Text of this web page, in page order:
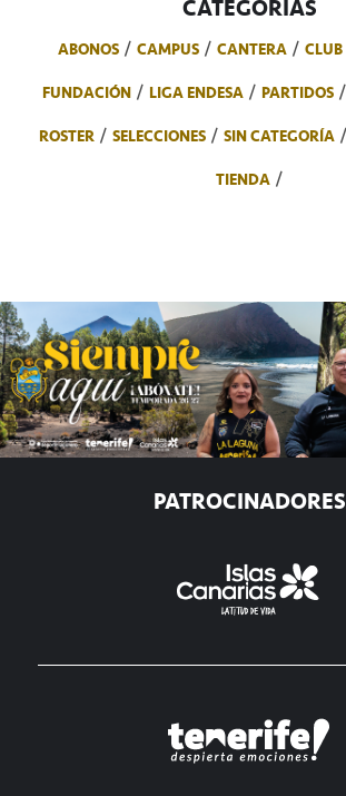
CATEGORÍAS
ABONOS CAMPUS CANTERA CLUB
FUNDACIÓN
LIGA ENDESA PARTIDOS
ROSTER
SELECCIONES SIN CATEGORÍA
TIENDA
PATROCINADORES